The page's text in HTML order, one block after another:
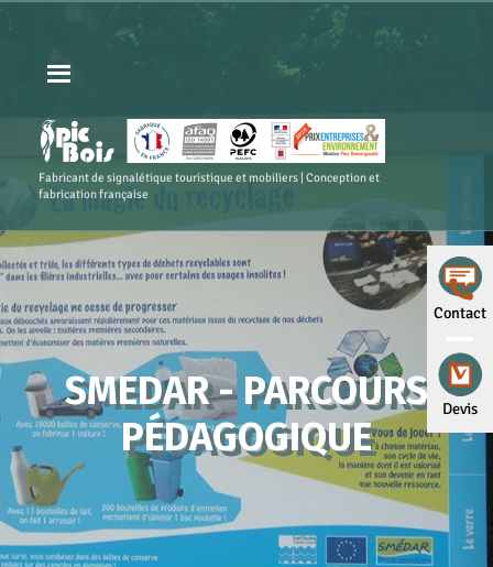
Contact
Devis
Fabricant de signalétique touristique et mobiliers | Conception et
fabrication française
SMEDAR - PARCOURS
PÉDAGOGIQUE